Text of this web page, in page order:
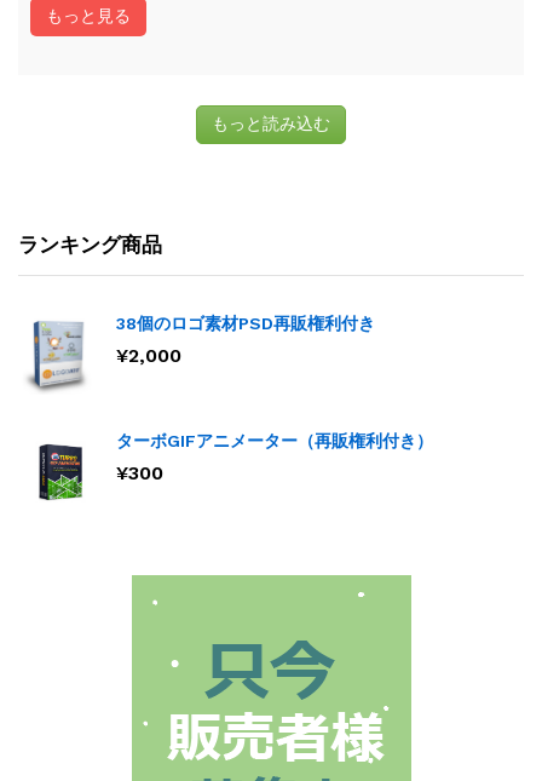
もっと見る
もっと読み込む
ランキング商品
38個のロゴ素材PSD再販権利付き
¥2,000
ターボGIFアニメーター（再販権利付き）
¥300